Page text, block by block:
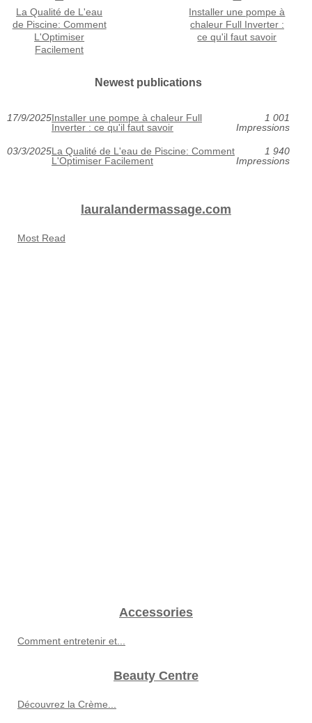
La Qualité de L'eau
de Piscine: Comment
L'Optimiser
Facilement
Installer une pompe à
chaleur Full Inverter :
ce qu'il faut savoir
Newest publications
17/9/2025Installer une pompe à chaleur Full
Inverter : ce qu'il faut savoir
1 001
Impressions
03/3/2025La Qualité de L'eau de Piscine: Comment
L'Optimiser Facilement
1 940
Impressions
lauralandermassage.com
Most Read
Accessories
Comment entretenir et...
Beauty Centre
Découvrez la Crème...